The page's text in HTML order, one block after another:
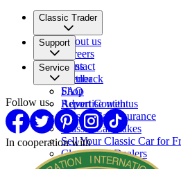
Classic Trader
About us
Careers
Press
Partner
Support
Contact
Feedback
FAQ
Report Content
Service
Shop
Advertise with us
Classic Car Insurance
Classic Car makes
Sell Your Classic Car for
Classic Car Dealers
Follow us
In cooperation with